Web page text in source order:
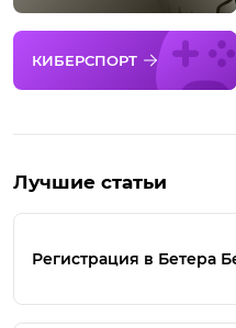
КИБЕРСПОРТ
Лучшие статьи
Регистрация в Бетера